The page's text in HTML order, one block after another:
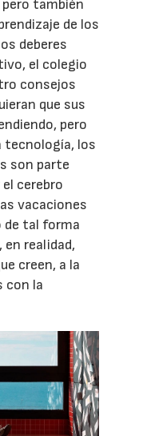
también
de los
deberes
el colegio
consejos
que sus
pero
tecnología, los
son parte
cerebro
vacaciones
de tal forma
en realidad,
creen, a la
con la